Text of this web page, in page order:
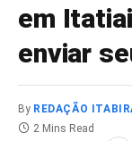
em
enviar
By REDAÇÃO
2 Mins Read